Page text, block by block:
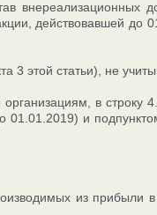
внереализационных
действовавшей до
этой статьи), не
в строку
и
из прибыли в